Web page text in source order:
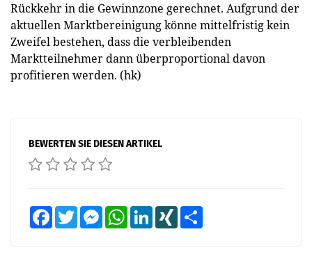
Rückkehr in die Gewinnzone gerechnet. Aufgrund der
aktuellen Marktbereinigung könne mittelfristig kein
Zweifel bestehen, dass die verbleibenden
Marktteilnehmer dann überproportional davon
profitieren werden. (hk)
BEWERTEN SIE DIESEN ARTIKEL
FacebookTwitter MessengerWhatsAppLinkedInXING